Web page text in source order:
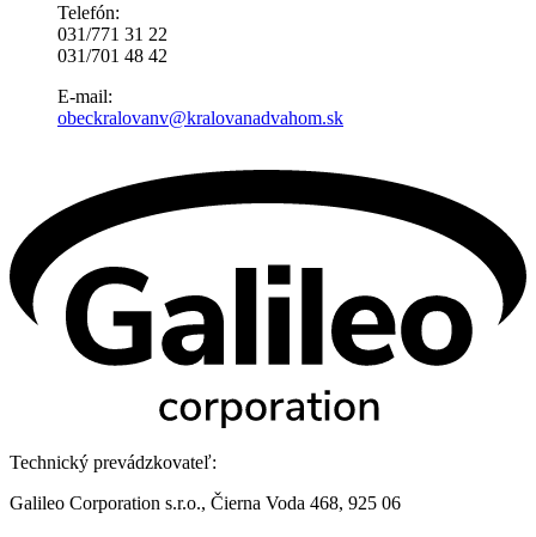
Telefón:
031/771 31 22
031/701 48 42
E-mail:
obeckralovanv@kralovanadvahom.sk
Technický prevádzkovateľ:
Galileo Corporation s.r.o., Čierna Voda 468, 925 06